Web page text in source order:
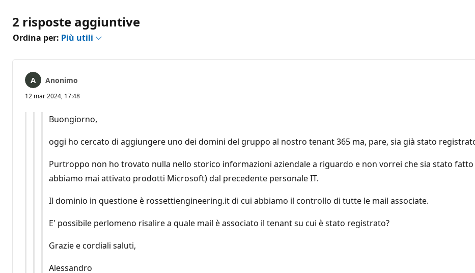
2 risposte aggiuntive
Ordina per: Più utili
Anonimo
12 mar 2024, 17:48
Buongiorno,
oggi ho cercato di aggiungere uno dei domini del gruppo al nostro tenant 365 ma, pare, sia già stato
Purtroppo non ho trovato nulla nello storico informazioni aziendale a riguardo e non vorrei che sia stato
abbiamo mai attivato prodotti Microsoft) dal precedente personale IT.
Il dominio in questione è rossettiengineering.it di cui abbiamo il controllo di tutte le mail associate.
E' possibile perlomeno risalire a quale mail è associato il tenant su cui è stato registrato?
Grazie e cordiali saluti,
Alessandro